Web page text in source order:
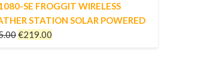
SE FROGGIT WIRELESS
STATION SOLAR POWERED
€219.00